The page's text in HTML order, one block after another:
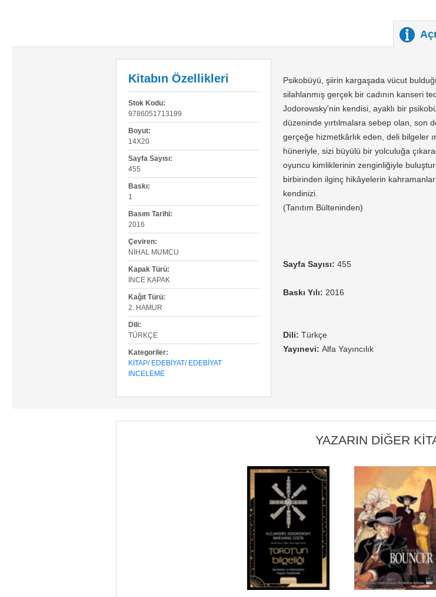
Kitabın Özellikleri
Stok Kodu:
9786051713199
Boyut:
14X20
Sayfa Sayısı:
455
Baskı:
1
Basım Tarihi:
2016
Çeviren:
NIHAL MUMCU
Kapak Türü:
İNCE KAPAK
Kağıt Türü:
2. HAMUR
Dili:
TÜRKÇE
Kategoriler:
KITAP/ EDEBIYAT/ EDEBIYAT
INCELEME
Psikobüyü, şiirin kargaşada vücut
silahlanmış gerçek bir cadının kanseri
Jodorowsky'nin kendisi, ayaklı bir
düzeninde yırtılmalara sebep olan, son
gerçeğe hizmetkârlık eden, deli bilgeler
hüneriyle, sizi büyülü bir yolculuğa
oyuncu kimliklerinin zenginliğiyle
birbirinden ilginç hikâyelerin
kendinizi.
(Tanıtım Bülteninden)
Sayfa Sayısı: 455
Baskı Yılı: 2016
Dili: Türkçe
Yayınevi: Alfa Yayıncılık
YAZARIN DIĞER